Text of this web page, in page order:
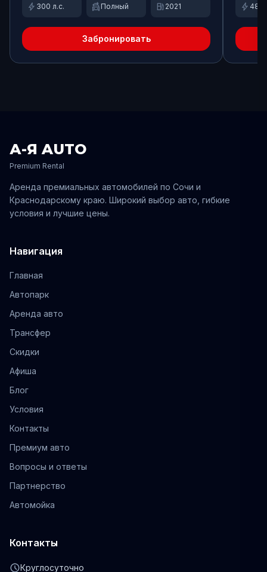
bolt 300 л.с. swap_driving_apps Полный local_gas_station 2021
Забронировать
bolt 480
А-Я AUTO
Premium Rental
Аренда премиальных автомобилей по Сочи и
Краснодарскому краю. Широкий выбор авто, гибкие
условия и лучшие цены.
Навигация
Главная
Автопарк
Аренда авто
Трансфер
Скидки
Афиша
Блог
Условия
Контакты
Премиум авто
Вопросы и ответы
Партнерство
Автомойка
Контакты
scheduleКруглосуточно